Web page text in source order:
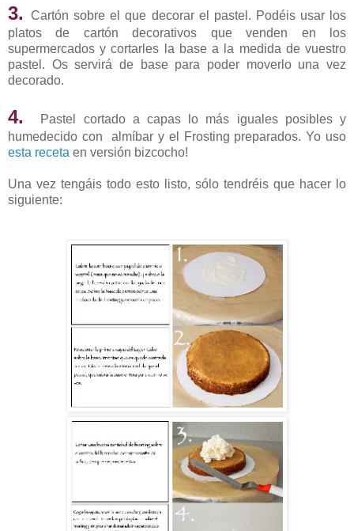
3.Cartón sobre el que decorar el pastel. Podéis usar los
platos de cartón decorativos que venden en los
supermercados y cortarles la base a la medida de vuestro
pastel. Os servirá de base para poder moverlo una vez
decorado.
4.
Pastel cortado a capas lo más iguales posibles y
humedecido con almíbar y el Frosting preparados. Yo uso
esta receta en versión bizcocho!
Una vez tengáis todo esto listo, sólo tendréis que hacer lo
siguiente: